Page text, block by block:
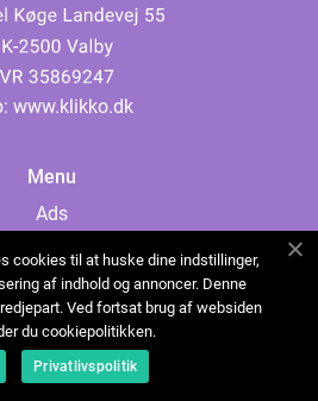
www.klikko.dk
Menu
Ads
Cookies
Contact
Sitemap
cookies til at huske dine indstillinger,
af indhold og annoncer. Denne
Ved fortsat brug af websiden
du cookiepolitikken.
Privatlivspolitik